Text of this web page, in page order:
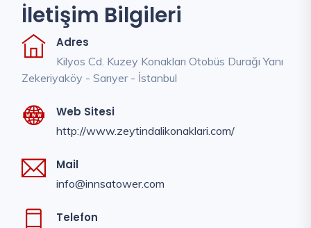
İletişim Bilgileri
Adres
Kilyos Cd. Kuzey Konakları Otobüs Durağı Yanı
Zekeriyaköy - Sarıyer - İstanbul
Web Sitesi
http://www.zeytindalikonaklari.com/
Mail
info@innsatower.com
Telefon